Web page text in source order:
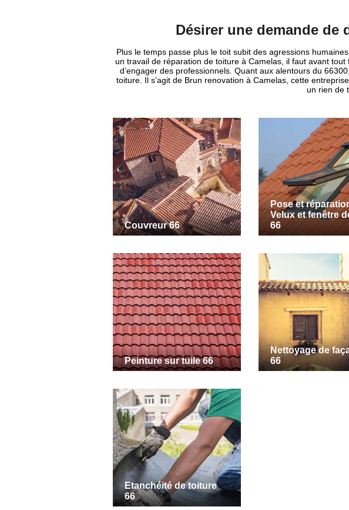
Désirer une demande de
Plus le temps passe plus le toit subit des agressions
un travail de réparation de toiture à Camelas, il faut avant
d’engager des professionnels. Quant aux alentours du
toiture. Il s’agit de Brun renovation à Camelas, cette
un rien de
Couvreur 66
Pose et
Velux et fenêtre
66
Peinture sur tuile 66
Nettoyage de
66
Etanchéité de toiture
66